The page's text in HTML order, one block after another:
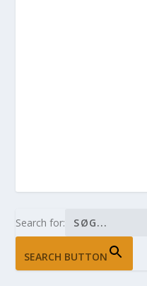
Search for:
SEARCH BUTTON